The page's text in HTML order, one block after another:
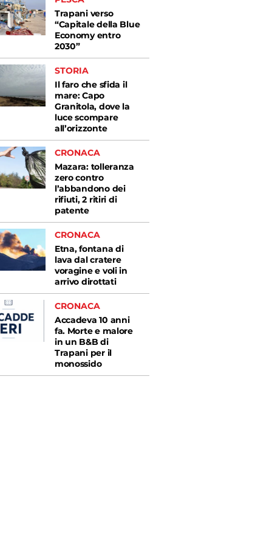
Trapani verso
“Capitale della Blue
Economy entro
2030”
STORIA
Il faro che sfida il
mare: Capo
Granitola, dove la
luce scompare
all’orizzonte
CRONACA
Mazara: tolleranza
zero contro
l’abbandono dei
rifiuti, 2 ritiri di
patente
CRONACA
Etna, fontana di
lava dal cratere
voragine e voli in
arrivo dirottati
CRONACA
Accadeva 10 anni
fa. Morte e malore
in un B&B di
Trapani per il
monossido